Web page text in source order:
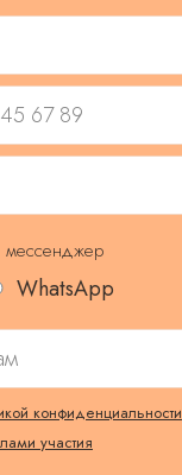
мессенджер
WhatsApp
конфиденциальности
участия